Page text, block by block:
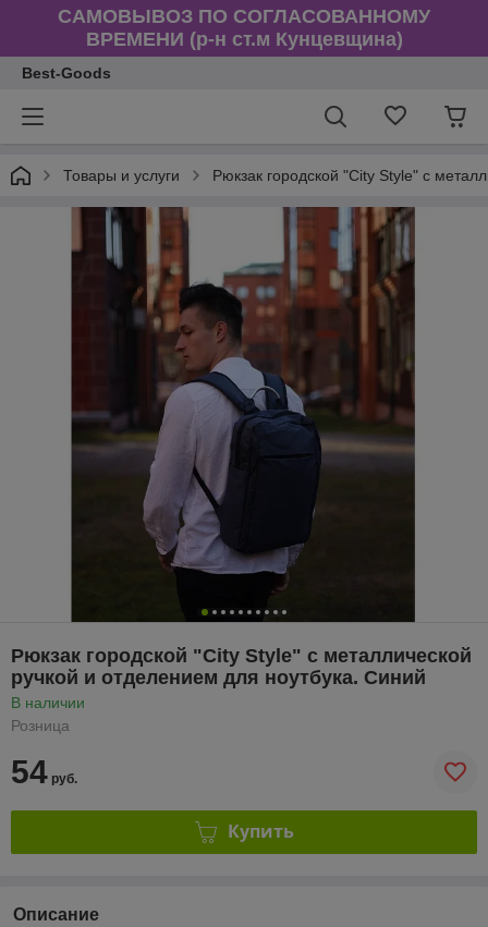
САМОВЫВОЗ ПО СОГЛАСОВАННОМУ
ВРЕМЕНИ (р-н ст.м Кунцевщина)
Best-Goods
Товары и услуги Рюкзак городской "City Style" с
Рюкзак городской "City Style" с металлической
ручкой и отделением для ноутбука. Синий
В наличии
Розница
54 руб.
Купить
Описание